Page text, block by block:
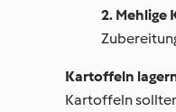
2. Mehlige
Kartoffeln
Kartoffeln